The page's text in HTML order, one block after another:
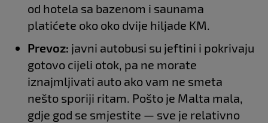
od hotela sa bazenom i saunama
platićete oko oko dvije hiljade KM.
Prevoz: javni autobusi su jeftini i pokrivaju
gotovo cijeli otok, pa ne morate
iznajmljivati auto ako vam ne smeta
nešto sporiji ritam. Pošto je Malta mala,
gdje god se smjestite — sve je relativno